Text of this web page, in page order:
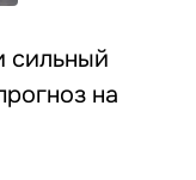
сильный
на